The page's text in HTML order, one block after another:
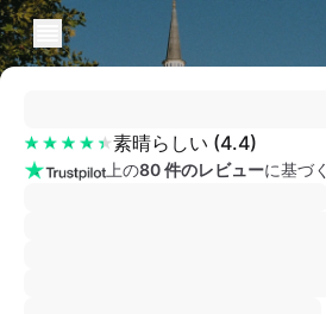
素晴らしい (4.4)
上の80 件のレビューに基づく